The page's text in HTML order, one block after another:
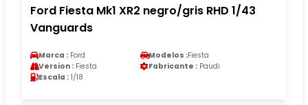
Ford Fiesta Mk1 XR2 negro/gris RHD 1/43
Vanguards
Marca : Ford Modelos :Fiesta
Version : Fiesta Fabricante : Paudi
Escala : 1/18